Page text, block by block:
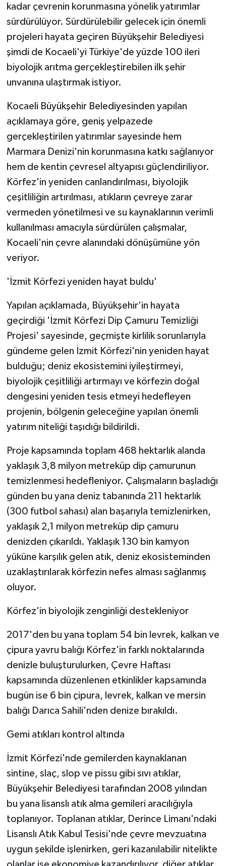
kadar çevrenin korunmasına yönelik yatırımlar
sürdürülüyor. Sürdürülebilir gelecek için önemli
projeleri hayata geçiren Büyükşehir Belediyesi
şimdi de Kocaeli'yi Türkiye'de yüzde 100 ileri
biyolojik arıtma gerçekleştirebilen ilk şehir
unvanına ulaştırmak istiyor.
Kocaeli Büyükşehir Belediyesinden yapılan
açıklamaya göre, geniş yelpazede
gerçekleştirilen yatırımlar sayesinde hem
Marmara Denizi'nin korunmasına katkı sağlanıyor
hem de kentin çevresel altyapısı güçlendiriliyor.
Körfez'in yeniden canlandırılması, biyolojik
çeşitliliğin artırılması, atıkların çevreye zarar
vermeden yönetilmesi ve su kaynaklarının verimli
kullanılması amacıyla sürdürülen çalışmalar,
Kocaeli'nin çevre alanındaki dönüşümüne yön
veriyor.
'İzmit Körfezi yeniden hayat buldu'
Yapılan açıklamada, Büyükşehir'in hayata
geçirdiği 'İzmit Körfezi Dip Çamuru Temizliği
Projesi' sayesinde, geçmişte kirlilik sorunlarıyla
gündeme gelen İzmit Körfezi'nin yeniden hayat
bulduğu; deniz ekosistemini iyileştirmeyi,
biyolojik çeşitliliği artırmayı ve körfezin doğal
dengesini yeniden tesis etmeyi hedefleyen
projenin, bölgenin geleceğine yapılan önemli
yatırım niteliği taşıdığı bildirildi.
Proje kapsamında toplam 468 hektarlık alanda
yaklaşık 3,8 milyon metreküp dip çamurunun
temizlenmesi hedefleniyor. Çalışmaların başladığı
günden bu yana deniz tabanında 211 hektarlık
(300 futbol sahası) alan başarıyla temizlenirken,
yaklaşık 2,1 milyon metreküp dip çamuru
denizden çıkarıldı. Yaklaşık 130 bin kamyon
yüküne karşılık gelen atık, deniz ekosisteminden
uzaklaştırılarak körfezin nefes alması sağlanmış
oluyor.
Körfez'in biyolojik zenginliği destekleniyor
2017'den bu yana toplam 54 bin levrek, kalkan ve
çipura yavru balığı Körfez'in farklı noktalarında
denizle buluşturulurken, Çevre Haftası
kapsamında düzenlenen etkinlikler kapsamında
bugün ise 6 bin çipura, levrek, kalkan ve mersin
balığı Darıca Sahili'nden denize bırakıldı.
Gemi atıkları kontrol altında
İzmit Körfezi'nde gemilerden kaynaklanan
sintine, slaç, slop ve pissu gibi sıvı atıklar,
Büyükşehir Belediyesi tarafından 2008 yılından
bu yana lisanslı atık alma gemileri aracılığıyla
toplanıyor. Toplanan atıklar, Derince Limanı'ndaki
Lisanslı Atık Kabul Tesisi'nde çevre mevzuatına
uygun şekilde işlenirken, geri kazanılabilir nitelikte